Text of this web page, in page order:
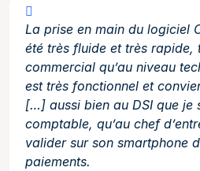
La prise en main du logiciel
été très fluide et très rapide,
commercial qu’au niveau
est très fonctionnel et
[…] aussi bien au DSI que je
comptable, qu’au chef
valider sur son smartphone
paiements.